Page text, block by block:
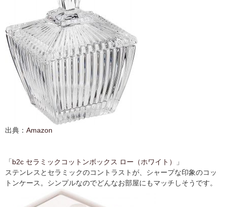
出典： Amazon
「b2c セラミックコットンボックス ロー（ホワイト）
」
ステンレスとセラミックのコントラストが、シャープな印象のコッ
トンケース。シンプルなのでどんなお部屋にもマッチしそうです。